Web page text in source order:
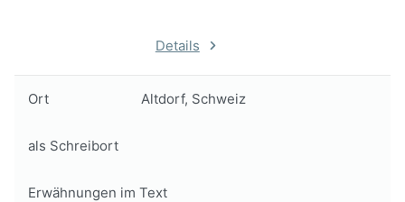
Details
Ort Altdorf, Schweiz
als Schreibort
Erwähnungen im Text